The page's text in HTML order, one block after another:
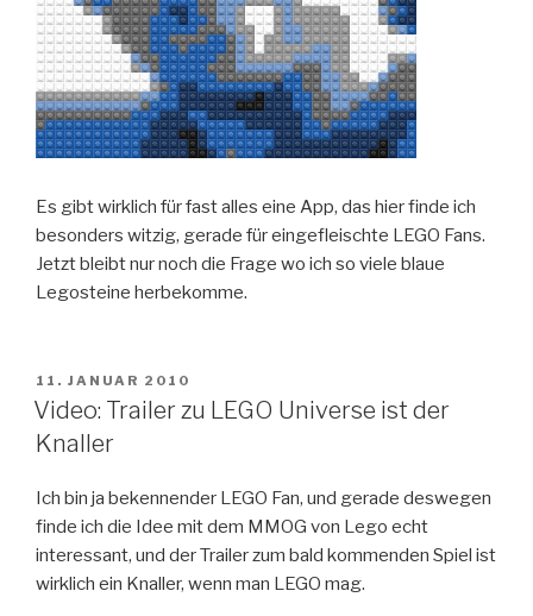
Es gibt wirklich für fast alles eine App, das hier finde ich
besonders witzig, gerade für eingefleischte LEGO Fans.
Jetzt bleibt nur noch die Frage wo ich so viele blaue
Legosteine herbekomme.
VERÖFFENTLICHT
AM
11. JANUAR 2010
Video: Trailer zu LEGO Universe ist der
Knaller
Ich bin ja bekennender LEGO Fan, und gerade deswegen
finde ich die Idee mit dem MMOG von Lego echt
interessant, und der Trailer zum bald kommenden Spiel ist
wirklich ein Knaller, wenn man LEGO mag.